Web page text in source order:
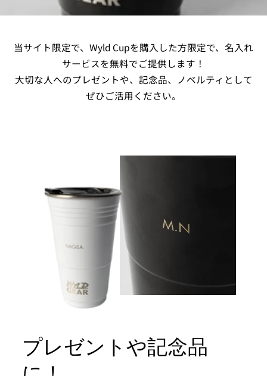
当サイト限定で、Wyld Cupを購入した方限定で、名入れ
サービスを無料でご提供します！
大切な人へのプレゼントや、記念品、ノベルティとして
ぜひご活用ください。
プレゼントや記念品